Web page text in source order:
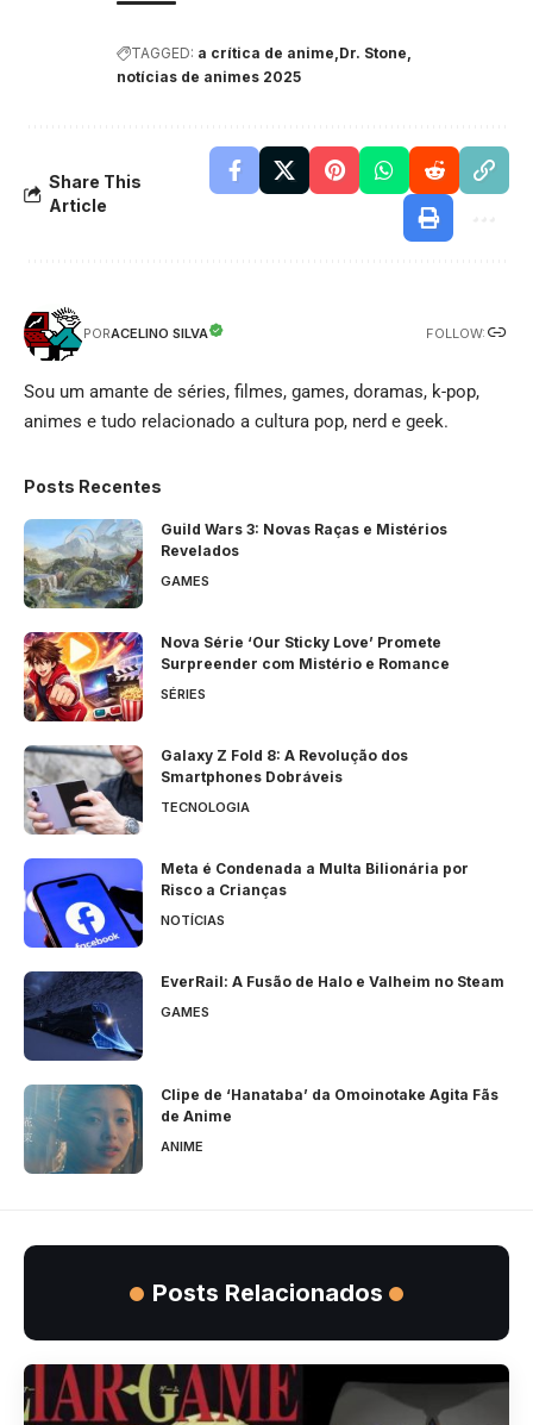
TAGGED: a crítica de anime Dr. Stone
notícias de animes 2025
Share This
Article
PORACELINO SILVA FOLLOW:
Sou um amante de séries, filmes, games, doramas, k-pop,
animes e tudo relacionado a cultura pop, nerd e geek.
Posts Recentes
Guild Wars 3: Novas Raças e Mistérios
Revelados
GAMES
Nova Série ‘Our Sticky Love’ Promete
Surpreender com Mistério e Romance
SÉRIES
Galaxy Z Fold 8: A Revolução dos
Smartphones Dobráveis
TECNOLOGIA
Meta é Condenada a Multa Bilionária por
Risco a Crianças
NOTÍCIAS
EverRail: A Fusão de Halo e Valheim no Steam
GAMES
Clipe de ‘Hanataba’ da Omoinotake Agita Fãs
de Anime
ANIME
Posts Relacionados